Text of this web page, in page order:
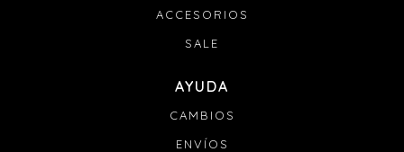
ACCESORIOS
SALE
AYUDA
CAMBIOS
ENVÍOS